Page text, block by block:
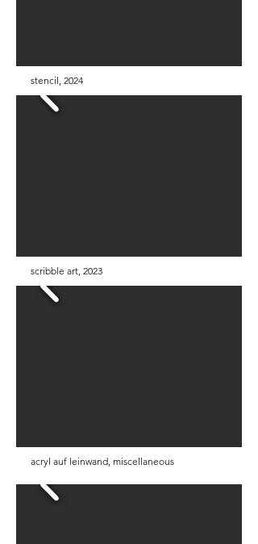
stencil, 2024
scribble art, 2023
acryl auf leinwand, miscellaneous